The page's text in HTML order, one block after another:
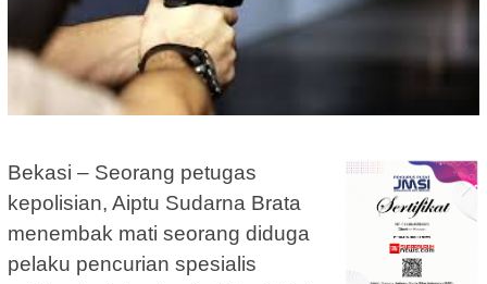
Bekasi – Seorang petugas
kepolisian, Aiptu Sudarna Brata
menembak mati seorang diduga
pelaku pencurian spesialis